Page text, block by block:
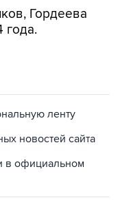
новостей сайта
в официальном